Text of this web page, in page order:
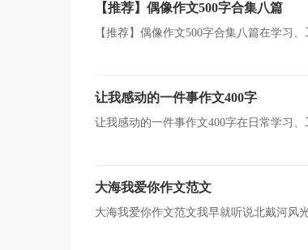
【推荐】偶像作文500字合集八篇
【推荐】偶像作文500字合集八篇在学习
让我感动的一件事作文400字
让我感动的一件事作文400字在日常学习
大海我爱你作文范文
大海我爱你作文范文我早就听说北戴河风